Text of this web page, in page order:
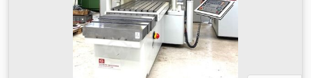
Chjdpev A S Efefx Ah Isa *